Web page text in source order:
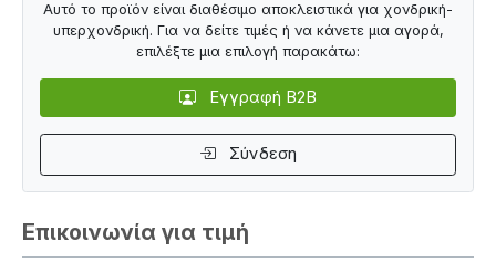
Επικοινωνία για τιμή
Αυτό το προϊόν είναι διαθέσιμο αποκλειστικά για χονδρική-
υπερχονδρική. Για να δείτε τιμές ή να κάνετε μια αγορά,
επιλέξτε μια επιλογή παρακάτω:
Εγγραφή B2B
Σύνδεση